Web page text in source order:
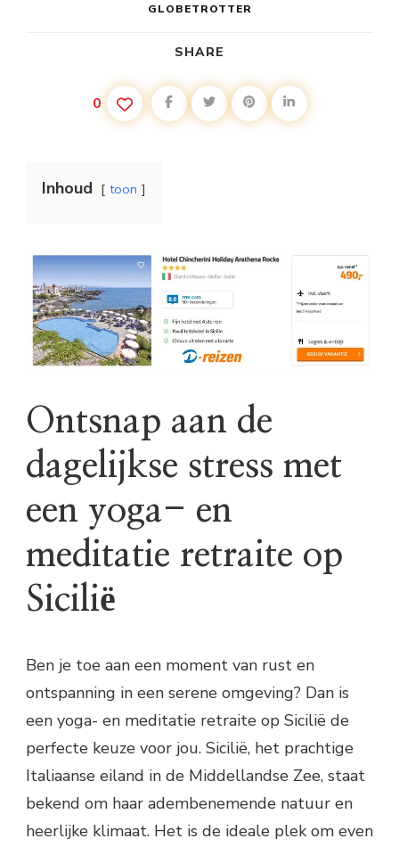
GLOBETROTTER
SHARE
0
Inhoud toon
Ontsnap aan de
dagelijkse stress met
een yoga- en
meditatie retraite op
Sicilië
Ben je toe aan een moment van rust en
ontspanning in een serene omgeving? Dan is
een yoga- en meditatie retraite op Sicilië de
perfecte keuze voor jou. Sicilië, het prachtige
Italiaanse eiland in de Middellandse Zee, staat
bekend om haar adembenemende natuur en
heerlijke klimaat. Het is de ideale plek om even